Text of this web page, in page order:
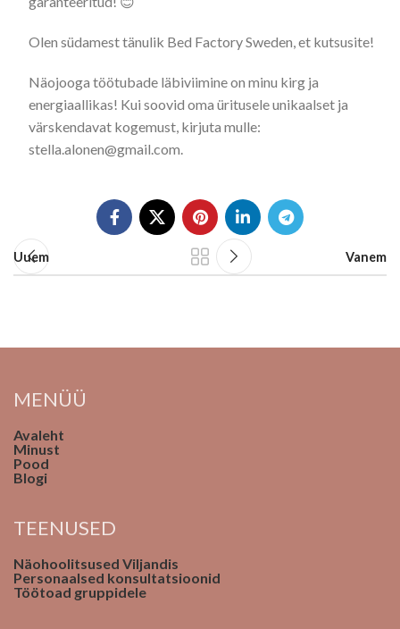
Olen südamest tänulik Bed Factory Sweden, et kutsusite!
Näojooga töötubade läbiviimine on minu kirg ja
energiaallikas! Kui soovid oma üritusele unikaalset ja
värskendavat kogemust, kirjuta mulle:
stella.alonen@gmail.com.
Uuem Vanem
MENÜÜ
Avaleht
Minust
Pood
Blogi
TEENUSED
Näohoolitsused Viljandis
Personaalsed konsultatsioonid
Töötoad gruppidele